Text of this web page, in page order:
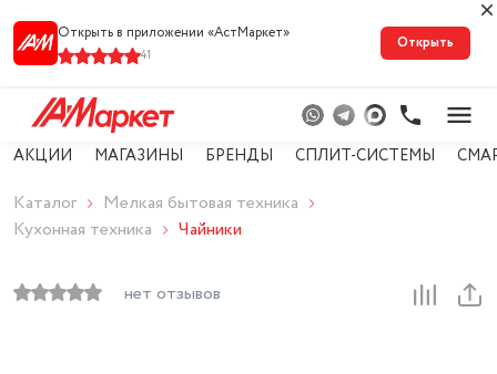
Открыть в приложении «АстМарке‪т‬»
41
Открыть
АКЦИИ МАГАЗИНЫ БРЕНДЫ СПЛИТ-СИСТЕМЫ
Каталог
Мелкая бытовая техника
Кухонная техника
Чайники
нет отзывов